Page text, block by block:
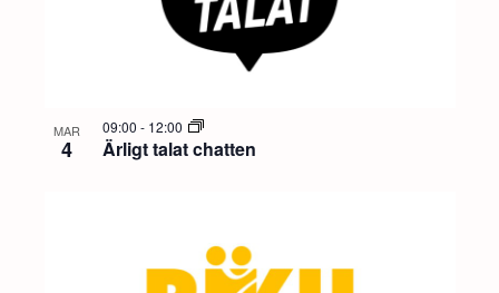
MAR
4 Ärligt talat chatten
09:00 - 12:00